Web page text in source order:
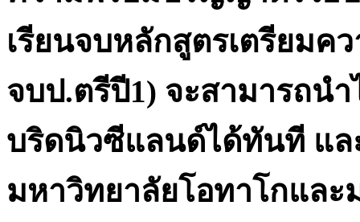
เรียนจบหลักสูตรเตรียมค
จบป.ตรีปี1) จะสามารถน
บริดนิวซีแลนด์ได้ทันที แล
มหาวิทยาลัยโอทาโกแล